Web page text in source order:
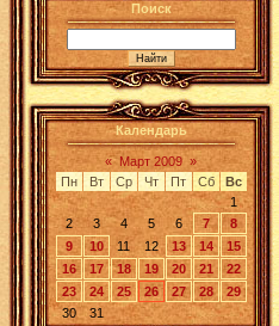
Поиск
Календарь
« Март 2009 »
Пн
Вт Ср Чт Пт Сб
Вс
1
2
3 4 5 6 7
8
9
10 11 12 13 14
15
16
17 18 19 20 21
22
23
24 25 26 27 28
29
30
31